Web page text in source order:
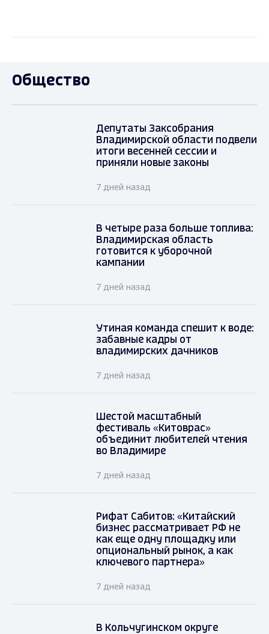
Общество
Депутаты Заксобрания
Владимирской области подвели
итоги весенней сессии и
приняли новые законы
7 дней назад
В четыре раза больше топлива:
Владимирская область
готовится к уборочной
кампании
7 дней назад
Утиная команда спешит к воде:
забавные кадры от
владимирских дачников
7 дней назад
Шестой масштабный
фестиваль «Китоврас»
объединит любителей чтения
во Владимире
7 дней назад
Рифат Сабитов: «Китайский
бизнес рассматривает РФ не
как еще одну площадку или
опциональный рынок, а как
ключевого партнера»
7 дней назад
В Кольчугинском округе